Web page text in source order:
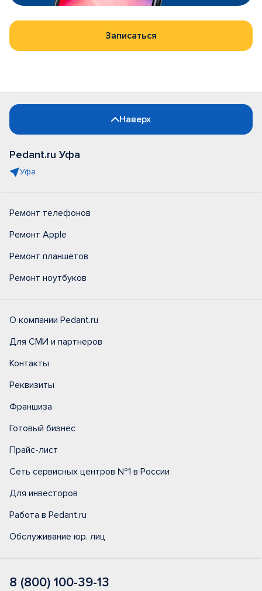
Записаться
Наверх
Pedant.ru Уфа
Уфа
Ремонт телефонов
Ремонт Apple
Ремонт планшетов
Ремонт ноутбуков
О компании Pedant.ru
Для СМИ и партнеров
Контакты
Реквизиты
Франшиза
Готовый бизнес
Прайс-лист
Сеть сервисных центров №1 в России
Для инвесторов
Работа в Pedant.ru
Обслуживание юр. лиц
8 (800) 100-39-13